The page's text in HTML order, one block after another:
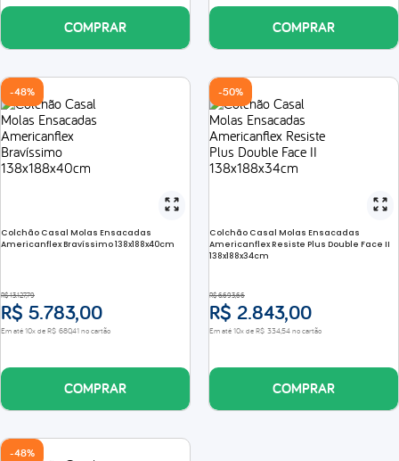
COMPRAR COMPRAR
-48%
Colchão Casal Molas Ensacadas
Americanflex Bravíssimo 138x188x40cm
R$ 13.127,79
R$ 5.783,00
Em até10x deR$ 680,41no cartão
COMPRAR
-50%
Colchão Casal Molas Ensacadas
Americanflex Resiste Plus Double Face II
138x188x34cm
R$ 6.693,66
R$ 2.843,00
Em até10x deR$ 33454no cartão
COMPRAR
-48%